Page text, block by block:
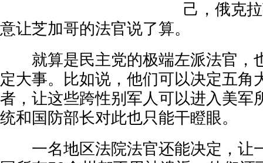
己，俄克
意让芝加哥的法官说了算。
就算是民主党的极端左派法官，
定大事。比如说，他们可以决定五角
者，让这些跨性别军人可以进入美军
统和国防部长对此也只能干瞪眼。
一名地区法院法官还能决定，让